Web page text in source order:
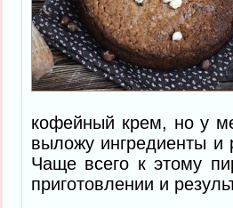
кофейный крем, но у
выложу ингредиенты и
Чаще всего к этому
приготовлении и